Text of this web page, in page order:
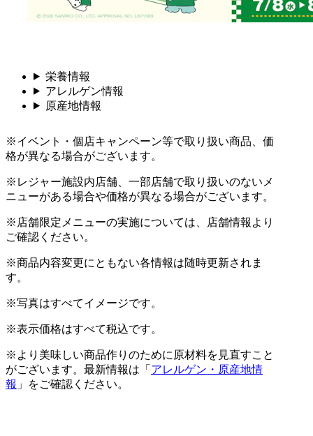
栄養情報
アレルゲン情報
原産地情報
※イベント・個店キャンペーン等で取り扱い商品、価
格が異なる場合がございます。
※レジャー施設内店舗、一部店舗で取り扱いのないメ
ニューがある場合や価格が異なる場合がございます。
※店舗限定メニューの実施については、店舗情報より
ご確認ください。
※商品内容変更にともない各情報は随時更新されま
す。
※写真はすべてイメージです。
※表示価格はすべて税込です。
※より美味しい商品作りのために原材料を見直すこと
がございます。最新情報は「 アレルゲン・原産地情
報 」をご確認ください。